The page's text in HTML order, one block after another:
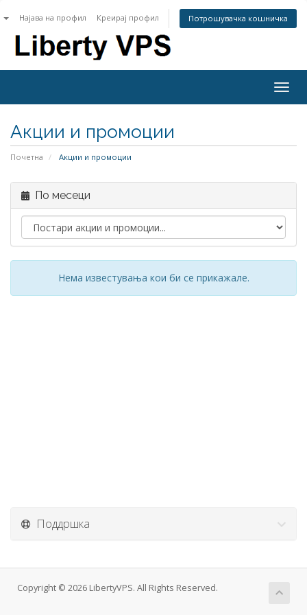
Најава на профил Креирај профил Потрошувачка кошничка
Акции и промоции
Почетна Акции и промоции
По месеци
Нема известувања кои би се прикажале.
Поддршка
Copyright © 2026 LibertyVPS. All Rights Reserved.